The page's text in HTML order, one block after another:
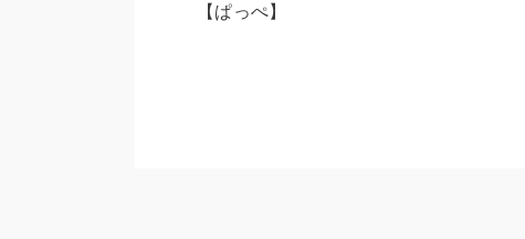
【ぱっぺ】